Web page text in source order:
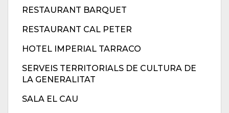
RESTAURANT BARQUET
RESTAURANT CAL PETER
HOTEL IMPERIAL TARRACO
SERVEIS TERRITORIALS DE CULTURA DE
LA GENERALITAT
SALA EL CAU